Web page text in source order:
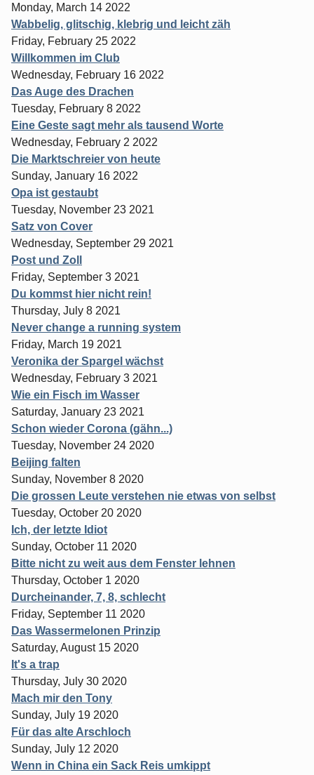
Monday, March 14 2022
Wabbelig, glitschig, klebrig und leicht zäh
Friday, February 25 2022
Willkommen im Club
Wednesday, February 16 2022
Das Auge des Drachen
Tuesday, February 8 2022
Eine Geste sagt mehr als tausend Worte
Wednesday, February 2 2022
Die Marktschreier von heute
Sunday, January 16 2022
Opa ist gestaubt
Tuesday, November 23 2021
Satz von Cover
Wednesday, September 29 2021
Post und Zoll
Friday, September 3 2021
Du kommst hier nicht rein!
Thursday, July 8 2021
Never change a running system
Friday, March 19 2021
Veronika der Spargel wächst
Wednesday, February 3 2021
Wie ein Fisch im Wasser
Saturday, January 23 2021
Schon wieder Corona (gähn...)
Tuesday, November 24 2020
Beijing falten
Sunday, November 8 2020
Die grossen Leute verstehen nie etwas von selbst
Tuesday, October 20 2020
Ich, der letzte Idiot
Sunday, October 11 2020
Bitte nicht zu weit aus dem Fenster lehnen
Thursday, October 1 2020
Durcheinander, 7, 8, schlecht
Friday, September 11 2020
Das Wassermelonen Prinzip
Saturday, August 15 2020
It's a trap
Thursday, July 30 2020
Mach mir den Tony
Sunday, July 19 2020
Für das alte Arschloch
Sunday, July 12 2020
Wenn in China ein Sack Reis umkippt